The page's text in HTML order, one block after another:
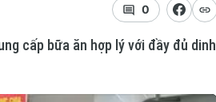
Điện ảnh
Thời trang
0
cấp bữa ăn hợp lý với đầy đủ dinh